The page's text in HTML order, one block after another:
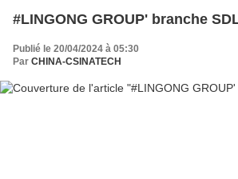
#LINGONG GROUP' branche
Publié le 20/04/2024 à 05:30
Par CHINA-CSINATECH